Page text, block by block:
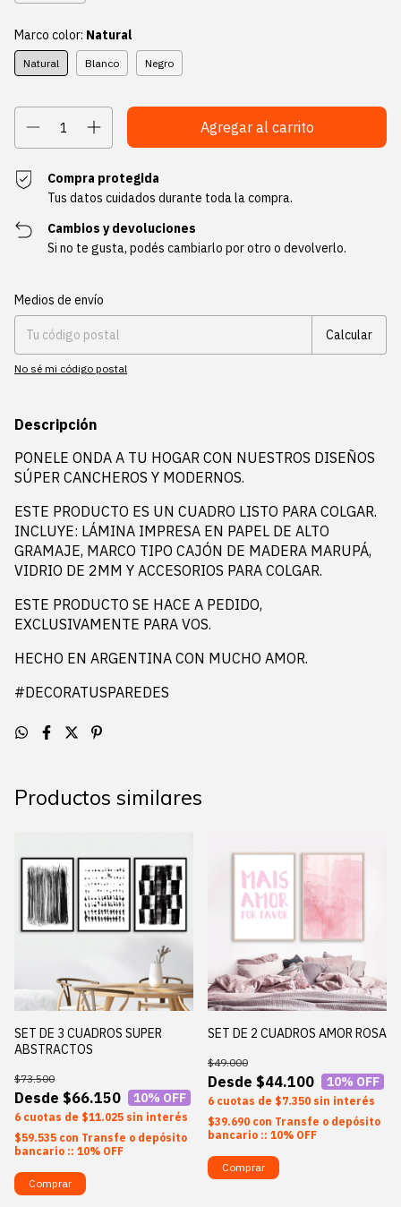
Marco color: Natural
Natural Blanco Negro
Compra protegida
Tus datos cuidados durante toda la compra.
Cambios y devoluciones
Si no te gusta, podés cambiarlo por otro o devolverlo.
Entregas para el CP:
Medios de envío
Calcular
No sé mi código postal
Descripción
PONELE ONDA A TU HOGAR CON NUESTROS DISEÑOS
SÚPER CANCHEROS Y MODERNOS.
ESTE PRODUCTO ES UN CUADRO LISTO PARA COLGAR.
INCLUYE: LÁMINA IMPRESA EN PAPEL DE ALTO
GRAMAJE, MARCO TIPO CAJÓN DE MADERA MARUPÁ,
VIDRIO DE 2MM Y ACCESORIOS PARA COLGAR.
ESTE PRODUCTO SE HACE A PEDIDO,
EXCLUSIVAMENTE PARA VOS.
HECHO EN ARGENTINA CON MUCHO AMOR.
#DECORATUSPAREDES
Productos similares
SET DE 3 CUADROS SUPER
ABSTRACTOS
$66.150
$73.500
10% OFF
6 $11.025 sin interés
$59.535 con Transfe o depósito
bancario :: 10% OFF
Comprar
SET DE 2 CUADROS AMOR ROSA
$44.100
$49.000
10% OFF
6 $7.350 sin interés
$39.690 con Transfe o depósito
bancario :: 10% OFF
Comprar